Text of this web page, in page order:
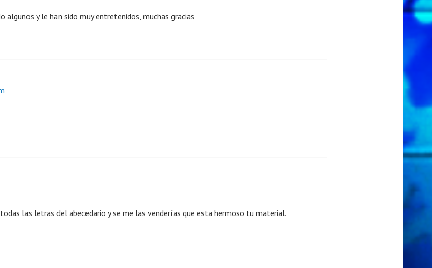
y le han sido muy entretenidos, muchas gracias
las letras del abecedario y se me las venderías que esta hermoso tu material.